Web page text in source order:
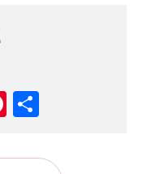
Pinterest